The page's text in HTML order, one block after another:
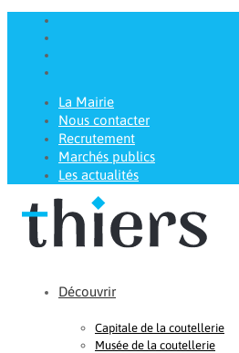
La Mairie
Nous contacter
Recrutement
Marchés publics
Les actualités
Découvrir
Capitale de la coutellerie
Musée de la coutellerie